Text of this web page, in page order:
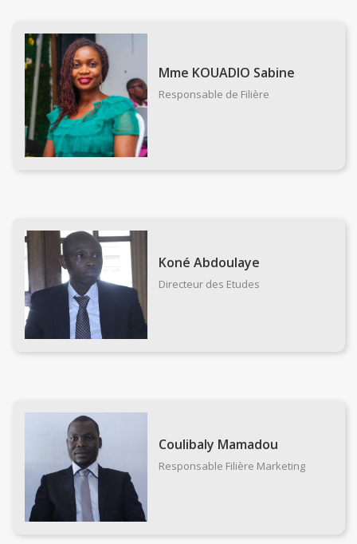
Mme KOUADIO Sabine
Responsable de Filière
Koné Abdoulaye
Directeur des Etudes
Coulibaly Mamadou
Responsable Filière Marketing